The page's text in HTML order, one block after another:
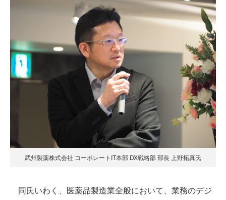
武州製薬株式会社 コーポレートIT本部 DX戦略部 部長 上野拓真氏
同氏いわく、医薬品製造業全般において、業務のデジ